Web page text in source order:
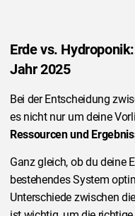
Erde vs.
Jahr 2025
Bei der Entscheidung
es nicht nur um deine
Ressourcen und
Ganz gleich, ob du deine
bestehendes System
Unterschiede zwischen